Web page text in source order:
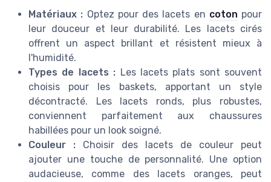
Matériaux : Optez pour des lacets en coton pour
leur douceur et leur durabilité. Les lacets cirés
offrent un aspect brillant et résistent mieux à
l'humidité.
Types de lacets : Les lacets plats sont souvent
choisis pour les baskets, apportant un style
décontracté. Les lacets ronds, plus robustes,
conviennent parfaitement aux chaussures
habillées pour un look soigné.
Couleur : Choisir des lacets de couleur peut
ajouter une touche de personnalité. Une option
audacieuse, comme des lacets oranges, peut